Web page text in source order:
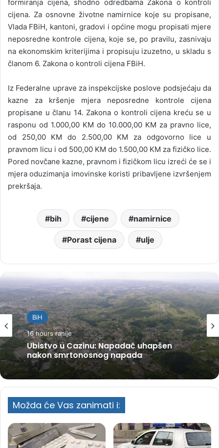
formiranja cijena, shodno odredbama Zakona o kontroli
cijena. Za osnovne životne namirnice koje su propisane,
Vlada FBiH, kantoni, gradovi i općine mogu propisati mjere
neposredne kontrole cijena, koje se, po pravilu, zasnivaju
na ekonomskim kriterijima i propisuju izuzetno, u skladu s
članom 6. Zakona o kontroli cijena FBiH.
Iz Federalne uprave za inspekcijske poslove podsjećaju da
kazne za kršenje mjera neposredne kontrole cijena
propisane u članu 14. Zakona o kontroli cijena kreću se u
rasponu od 1.000,00 KM do 10.000,00 KM za pravno lice,
od 250,00 KM do 2.500,00 KM za odgovorno lice u
pravnom licu i od 500,00 KM do 1.500,00 KM za fizičko lice.
Pored novčane kazne, pravnom i fizičkom licu izreći će se i
mjera oduzimanja imovinske koristi pribavljene izvršenjem
prekršaja.
bih cijene namirnice
Porast cijena ulje
BiH
16 hours ranije
Ubistvo u Cazinu: Napadač uhapšen
nakon smrtonosnog napada
Možda će Vas zanimati i: